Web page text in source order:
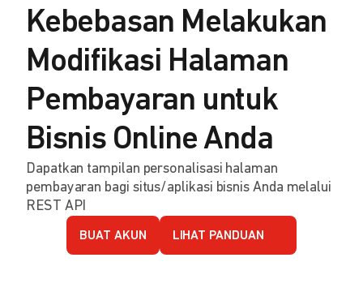
Kebebasan Melakukan
Modifikasi Halaman
Pembayaran untuk
Bisnis Online Anda
Dapatkan tampilan personalisasi halaman
pembayaran bagi situs/aplikasi bisnis Anda melalui
REST API
BUAT AKUN LIHAT PANDUAN